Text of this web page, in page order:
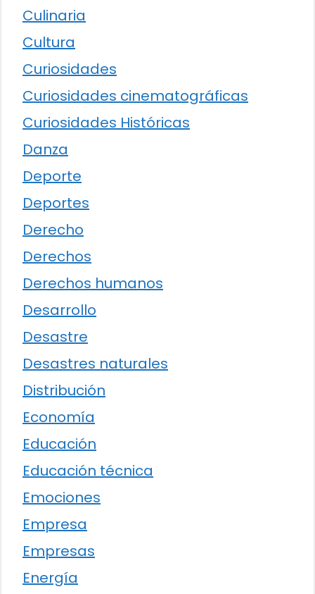
Culinaria
Cultura
Curiosidades
Curiosidades cinematográficas
Curiosidades Históricas
Danza
Deporte
Deportes
Derecho
Derechos
Derechos humanos
Desarrollo
Desastre
Desastres naturales
Distribución
Economía
Educación
Educación técnica
Emociones
Empresa
Empresas
Energía